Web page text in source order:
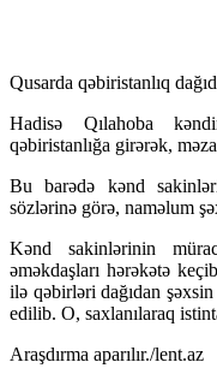
Qusarda qəbiristanlıq
Hadisə Qılahoba
qəbiristanlığa girərək,
Bu barədə kənd
sözlərinə görə, naməlum
Kənd sakinlərinin
əməkdaşları hərəkətə
ilə qəbirləri dağıdan
edilib. O, saxlanılaraq
Araşdırma aparılır./lent.az